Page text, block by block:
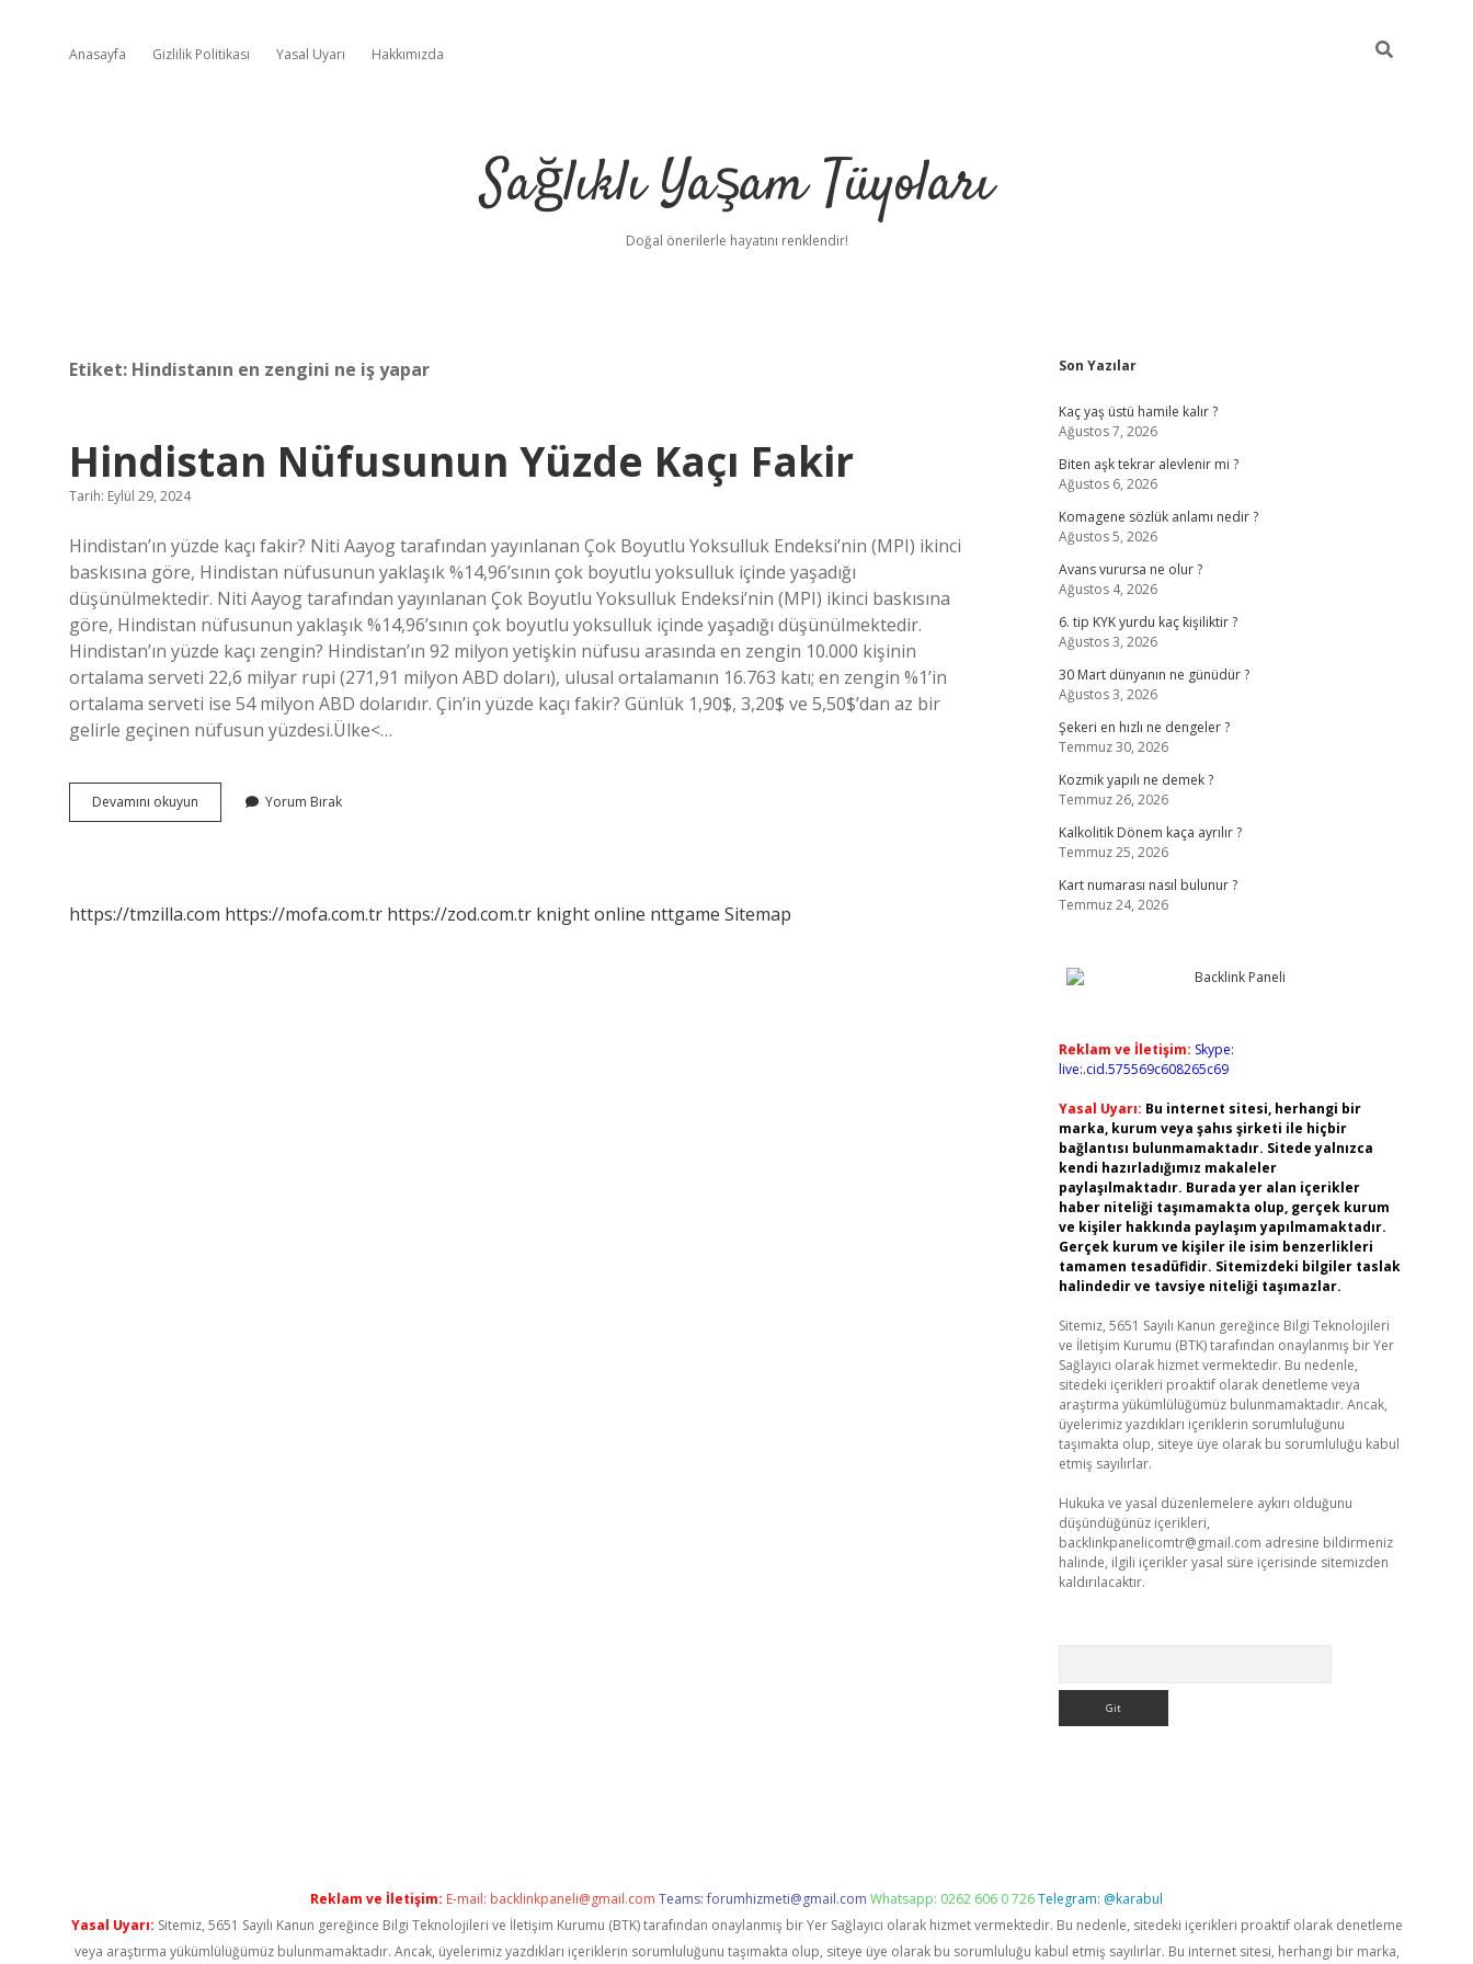
Anasayfa Gizlilik Politikası Yasal Uyarı Hakkımızda
Sağlıklı Yaşam Tüyoları
Doğal önerilerle hayatını renklendir!
Etiket: Hindistanın en zengini ne iş yapar
Hindistan Nüfusunun Yüzde Kaçı Fakir
Tarih: Eylül 29, 2024
Hindistan’ın yüzde kaçı fakir? Niti Aayog tarafından yayınlanan Çok Boyutlu Yoksulluk Endeksi’nin (MPI) ikinci
baskısına göre, Hindistan nüfusunun yaklaşık %14,96’sının çok boyutlu yoksulluk içinde yaşadığı
düşünülmektedir. Niti Aayog tarafından yayınlanan Çok Boyutlu Yoksulluk Endeksi’nin (MPI) ikinci baskısına
göre, Hindistan nüfusunun yaklaşık %14,96’sının çok boyutlu yoksulluk içinde yaşadığı düşünülmektedir.
Hindistan’ın yüzde kaçı zengin? Hindistan’ın 92 milyon yetişkin nüfusu arasında en zengin 10.000 kişinin
ortalama serveti 22,6 milyar rupi (271,91 milyon ABD doları), ulusal ortalamanın 16.763 katı; en zengin %1’in
ortalama serveti ise 54 milyon ABD dolarıdır. Çin’in yüzde kaçı fakir? Günlük 1,90$, 3,20$ ve 5,50$’dan az bir
gelirle geçinen nüfusun yüzdesi.Ülke<…
Devamını okuyun Hindistan
Nüfusunun
Yorum Bırak
https://tmzilla.com https://mofa.com.tr https://zod.com.tr knight online nttgame Sitemap
Sidebar
Son Yazılar
Kaç yaş üstü hamile kalır ?
Ağustos 7, 2026
Biten aşk tekrar alevlenir mi ?
Ağustos 6, 2026
Komagene sözlük anlamı nedir ?
Ağustos 5, 2026
Avans vurursa ne olur ?
Ağustos 4, 2026
6. tip KYK yurdu kaç kişiliktir ?
Ağustos 3, 2026
30 Mart dünyanın ne günüdür ?
Ağustos 3, 2026
Şekeri en hızlı ne dengeler ?
Temmuz 30, 2026
Kozmik yapılı ne demek ?
Temmuz 26, 2026
Kalkolitik Dönem kaça ayrılır ?
Temmuz 25, 2026
Kart numarası nasıl bulunur ?
Temmuz 24, 2026
Reklam ve İletişim: Skype:
live:.cid.575569c608265c69
Yasal Uyarı: Bu internet sitesi, herhangi bir
marka, kurum veya şahıs şirketi ile hiçbir
bağlantısı bulunmamaktadır. Sitede yalnızca
kendi hazırladığımız makaleler
paylaşılmaktadır. Burada yer alan içerikler
haber niteliği taşımamakta olup, gerçek kurum
ve kişiler hakkında paylaşım yapılmamaktadır.
Gerçek kurum ve kişiler ile isim benzerlikleri
tamamen tesadüfidir. Sitemizdeki bilgiler taslak
halindedir ve tavsiye niteliği taşımazlar.
Sitemiz, 5651 Sayılı Kanun gereğince Bilgi Teknolojileri
ve İletişim Kurumu (BTK) tarafından onaylanmış bir Yer
Sağlayıcı olarak hizmet vermektedir. Bu nedenle,
sitedeki içerikleri proaktif olarak denetleme veya
araştırma yükümlülüğümüz bulunmamaktadır. Ancak,
üyelerimiz yazdıkları içeriklerin sorumluluğunu
taşımakta olup, siteye üye olarak bu sorumluluğu kabul
etmiş sayılırlar.
Hukuka ve yasal düzenlemelere aykırı olduğunu
düşündüğünüz içerikleri,
backlinkpanelicomtr@gmail.com adresine bildirmeniz
halinde, ilgili içerikler yasal süre içerisinde sitemizden
kaldırılacaktır.
Reklam ve İletişim: E-mail: backlinkpaneli@gmail.com Teams:forumhizmeti@gmail.com Whatsapp: 0262 606 0 726Telegram: @karabul
Yasal Uyarı: Sitemiz, 5651 Sayılı Kanun gereğince Bilgi Teknolojileri ve İletişim Kurumu (BTK) tarafından onaylanmış bir Yer Sağlayıcı olarak hizmet vermektedir. Bu nedenle, sitedeki içerikleri proaktif olarak denetleme
veya araştırma yükümlülüğümüz bulunmamaktadır. Ancak, üyelerimiz yazdıkları içeriklerin sorumluluğunu taşımakta olup, siteye üye olarak bu sorumluluğu kabul etmiş sayılırlar. Bu internet sitesi, herhangi bir marka,